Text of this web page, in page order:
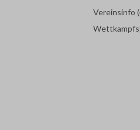
Vereinsinfo